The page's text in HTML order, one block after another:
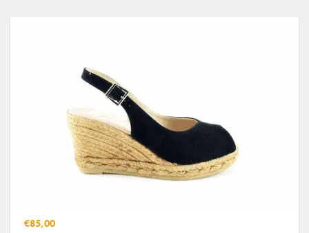
€85,00